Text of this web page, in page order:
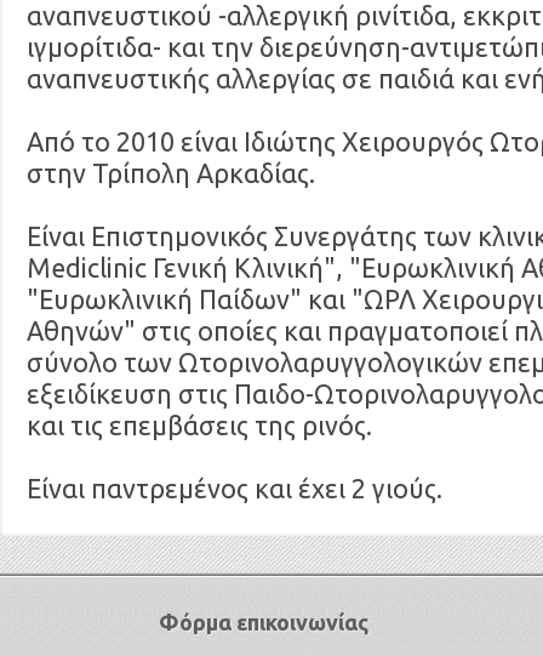
αναπνευστικού -αλλεργική ρινίτιδα,
ιγμορίτιδα- και την διερεύνηση-
αναπνευστικής αλλεργίας σε παιδιά και
Από το 2010 είναι Ιδιώτης Χειρουργός
στην Τρίπολη Αρκαδίας.
Είναι Επιστημονικός Συνεργάτης των
Mediclinic Γενική Κλινική", "Ευρωκλινική
"Ευρωκλινική Παίδων" και "ΩΡΛ
Αθηνών" στις οποίες και πραγματοποιεί
σύνολο των Ωτορινολαρυγγολογικών
εξειδίκευση στις Παιδο-
και τις επεμβάσεις της ρινός.
Είναι παντρεμένος και έχει 2 γιούς.
Φόρμα επικοινωνίας